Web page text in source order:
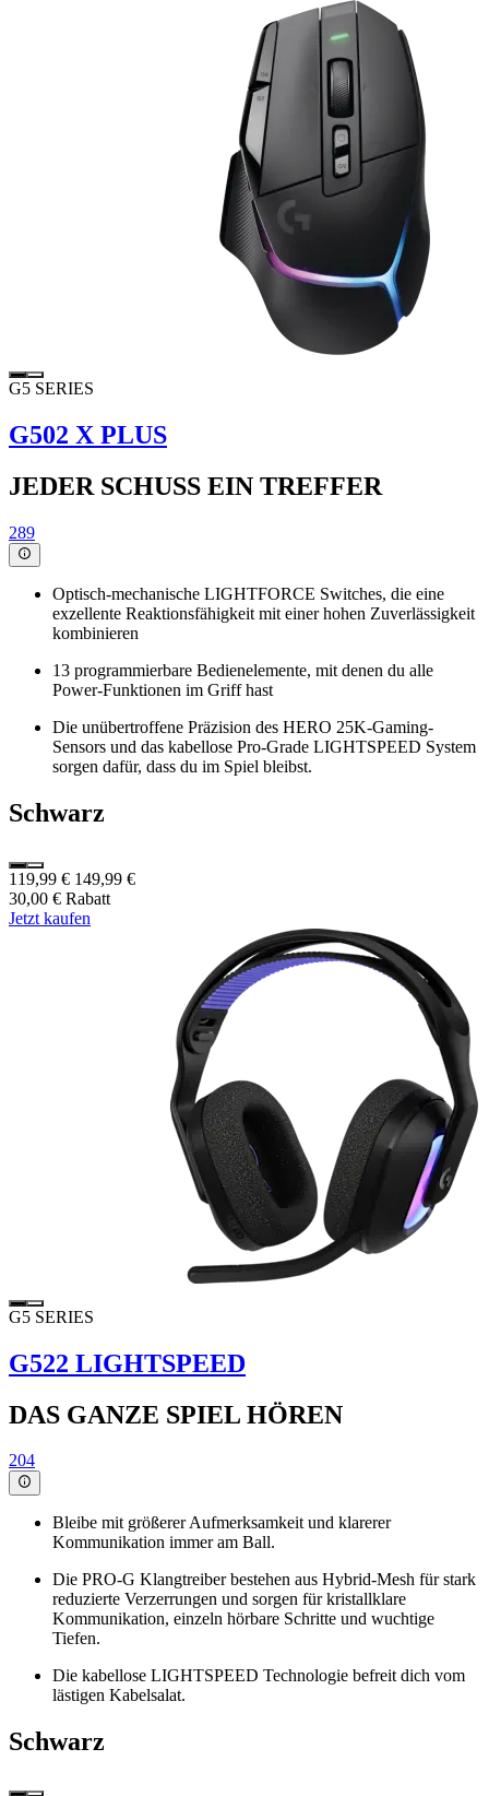
G5 SERIES
G502 X PLUS
JEDER SCHUSS EIN TREFFER
289
Optisch-mechanische LIGHTFORCE Switches, die eine
exzellente Reaktionsfähigkeit mit einer hohen Zuverlässigkeit
kombinieren
13 programmierbare Bedienelemente, mit denen du alle
Power-Funktionen im Griff hast
Die unübertroffene Präzision des HERO 25K-Gaming-
Sensors und das kabellose Pro-Grade LIGHTSPEED System
sorgen dafür, dass du im Spiel bleibst.
Schwarz
119,99 € 149,99 €
30,00 € Rabatt
Jetzt kaufen
G5 SERIES
G522 LIGHTSPEED
DAS GANZE SPIEL HÖREN
204
Bleibe mit größerer Aufmerksamkeit und klarerer
Kommunikation immer am Ball.
Die PRO-G Klangtreiber bestehen aus Hybrid-Mesh für stark
reduzierte Verzerrungen und sorgen für kristallklare
Kommunikation, einzeln hörbare Schritte und wuchtige
Tiefen.
Die kabellose LIGHTSPEED Technologie befreit dich vom
lästigen Kabelsalat.
Schwarz